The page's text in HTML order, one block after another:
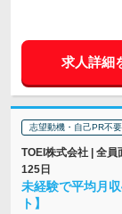
求人詳細
志望動機・自己PR不要
TOEI株式会社 | 全
125日
未経験で平均月
ト】